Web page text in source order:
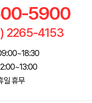
5900
2265-4153
일 휴무